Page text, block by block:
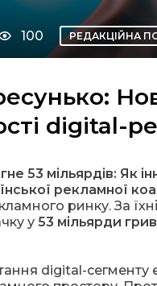
100 РЕДАКЦІЙНА
digital-
53 мільярдів: Як
рекламної
ринку. За
у 53 мільярди
digital-сегменту